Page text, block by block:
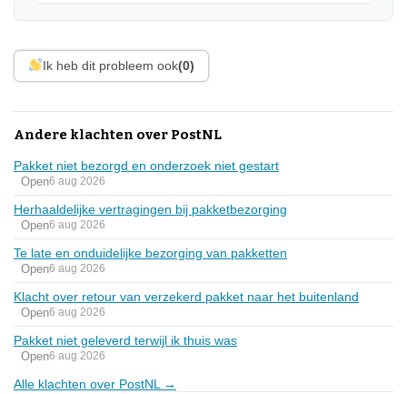
Ik heb dit probleem ook(0)
Andere klachten over PostNL
Pakket niet bezorgd en onderzoek niet gestart
Open6 aug 2026
Herhaaldelijke vertragingen bij pakketbezorging
Open6 aug 2026
Te late en onduidelijke bezorging van pakketten
Open6 aug 2026
Klacht over retour van verzekerd pakket naar het buitenland
Open6 aug 2026
Pakket niet geleverd terwijl ik thuis was
Open6 aug 2026
Alle klachten over PostNL →